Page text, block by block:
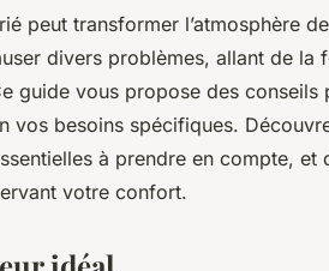
top
peut transformer l’atmosphère
divers problèmes, allant de la
guide vous propose des conseils
vos besoins spécifiques.
à prendre en compte, et
votre confort.